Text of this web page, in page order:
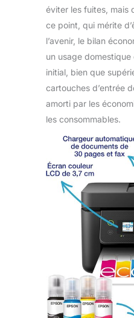
éviter les fuites, mais
ce point, qui mérite
l’avenir, le bilan
un usage domestique
initial, bien que
cartouches d’entrée
amorti par les
les consommables.